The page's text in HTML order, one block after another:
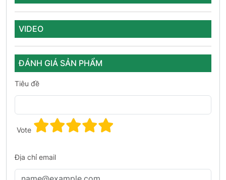
VIDEO
ĐÁNH GIÁ SẢN PHẨM
Tiêu đề
Vote
Địa chỉ email